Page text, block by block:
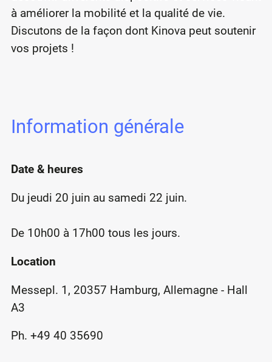
à améliorer la mobilité et la qualité de vie.
Discutons de la façon dont Kinova peut soutenir
vos projets !
Information générale
Date & heures
Du jeudi 20 juin au samedi 22 juin.
De 10h00 à 17h00 tous les jours.
Location
Messepl. 1, 20357 Hamburg, Allemagne - Hall
A3
Ph. +49 40 35690